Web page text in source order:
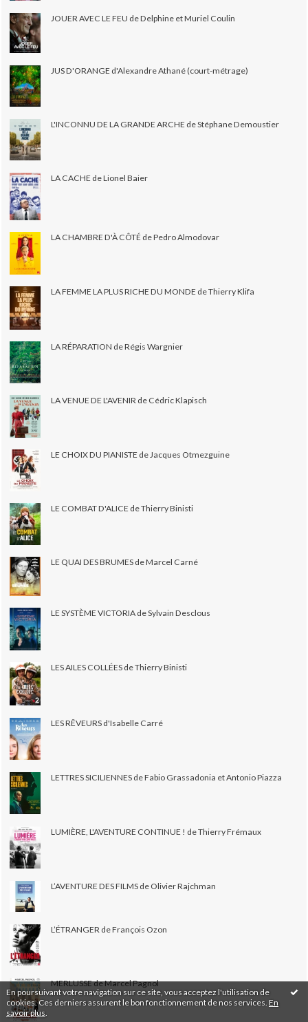
En poursuivant votre navigation sur ce site, vous acceptez l'utilisation de
cookies. Ces derniers assurent le bon fonctionnement de nos services. En
savoir plus
JOUER AVEC LE FEU de Delphine et Muriel Coulin
JUS D'ORANGE d'Alexandre Athané (court-métrage)
L'INCONNU DE LA GRANDE ARCHE de Stéphane Demoustier
LA CACHE de Lionel Baier
LA CHAMBRE D'À CÔTÉ de Pedro Almodovar
LA FEMME LA PLUS RICHE DU MONDE de Thierry Klifa
LA RÉPARATION de Régis Wargnier
LA VENUE DE L'AVENIR de Cédric Klapisch
LE CHOIX DU PIANISTE de Jacques Otmezguine
LE COMBAT D'ALICE de Thierry Binisti
LE QUAI DES BRUMES de Marcel Carné
LE SYSTÈME VICTORIA de Sylvain Desclous
LES AILES COLLÉES de Thierry Binisti
LES RÊVEURS d'Isabelle Carré
LETTRES SICILIENNES de Fabio Grassadonia et Antonio Piazza
LUMIÈRE, L'AVENTURE CONTINUE ! de Thierry Frémaux
L’AVENTURE DES FILMS de Olivier Rajchman
L’ÉTRANGER de François Ozon
MERLUSSE de Marcel Pagnol